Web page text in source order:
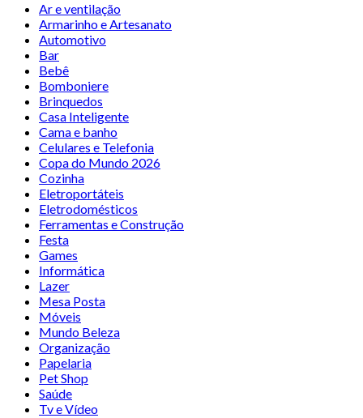
Ar e ventilação
Armarinho e Artesanato
Automotivo
Bar
Bebê
Bomboniere
Brinquedos
Casa Inteligente
Cama e banho
Celulares e Telefonia
Copa do Mundo 2026
Cozinha
Eletroportáteis
Eletrodomésticos
Ferramentas e Construção
Festa
Games
Informática
Lazer
Mesa Posta
Móveis
Mundo Beleza
Organização
Papelaria
Pet Shop
Saúde
Tv e Vídeo